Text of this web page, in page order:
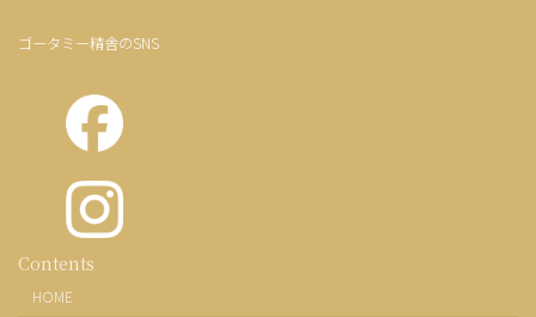
ゴータミー精舎のSNS
カ
Contents
HOME